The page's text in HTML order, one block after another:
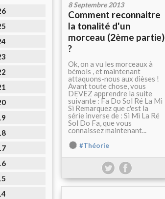
8 Septembre 2013
Comment reconnaitre
la tonalité d'un
morceau (2ème partie)
?
Ok, on a vu les morceaux à
bémols , et maintenant
attaquons-nous aux dièses !
Avant toute chose, vous
DEVEZ apprendre la suite
suivante : Fa Do Sol Ré La Mi
Si Remarquez que c'est la
série inverse de : Si Mi La Ré
Sol Do Fa, que vous
connaissez maintenant...
#Théorie